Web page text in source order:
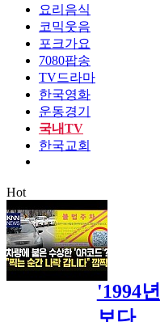
요리음식
코믹웃음
포크가요
7080팝송
TV드라마
한국영화
운동경기
국내TV
한국교회
Hot
'1994년
보다